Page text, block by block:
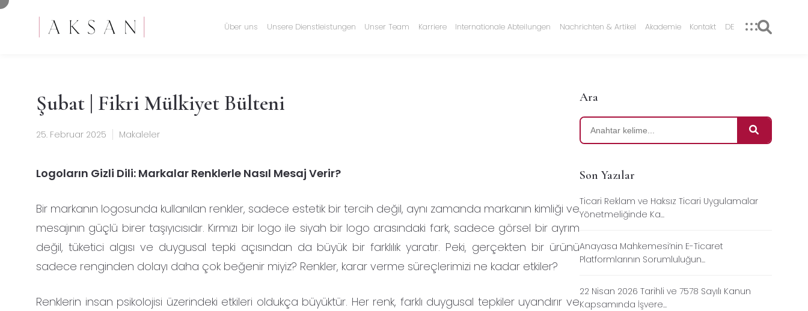
Über uns Unsere Dienstleistungen Unser Team Karriere Internationale Abteilungen Nachrichten & Artikel Akademie Kontakt DE
Şubat | Fikri Mülkiyet Bülteni
25. Februar 2025 Makaleler
Logoların Gizli Dili: Markalar Renklerle Nasıl Mesaj Verir?
Bir markanın logosunda kullanılan renkler, sadece estetik bir tercih değil, aynı zamanda markanın kimliği ve
mesajının güçlü birer taşıyıcısıdır. Kırmızı bir logo ile siyah bir logo arasındaki fark, sadece görsel bir ayrım
değil, tüketici algısı ve duygusal tepki açısından da büyük bir farklılık yaratır. Peki, gerçekten bir ürünü
sadece renginden dolayı daha çok beğenir miyiz? Renkler, karar verme süreçlerimizi ne kadar etkiler?
Renklerin insan psikolojisi üzerindeki etkileri oldukça büyüktür. Her renk, farklı duygusal tepkiler uyandırır ve
Ara
Son Yazılar
Ticari Reklam ve Haksız Ticari Uygulamalar
Yönetmeliğinde Ka...
Anayasa Mahkemesi’nin E-Ticaret
Platformlarının Sorumluluğun...
22 Nisan 2026 Tarihli ve 7578 Sayılı Kanun
Kapsamında İşvere...